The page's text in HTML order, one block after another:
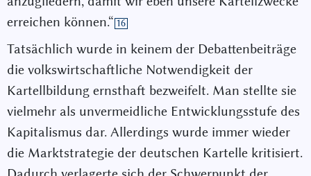
erreichen können.“ 16
Tatsächlich wurde in keinem der Debattenbeiträge
die volkswirtschaftliche Notwendigkeit der
Kartellbildung ernsthaft bezweifelt. Man stellte sie
vielmehr als unvermeidliche Entwicklungsstufe des
Kapitalismus dar. Allerdings wurde immer wieder
die Marktstrategie der deutschen Kartelle kritisiert.